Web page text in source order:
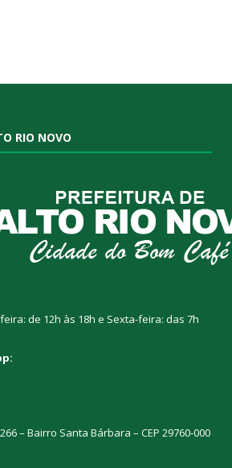
RIO NOVO
de 12h às 18h e Sexta-feira: das 7h
– Bairro Santa Bárbara – CEP 29760-000